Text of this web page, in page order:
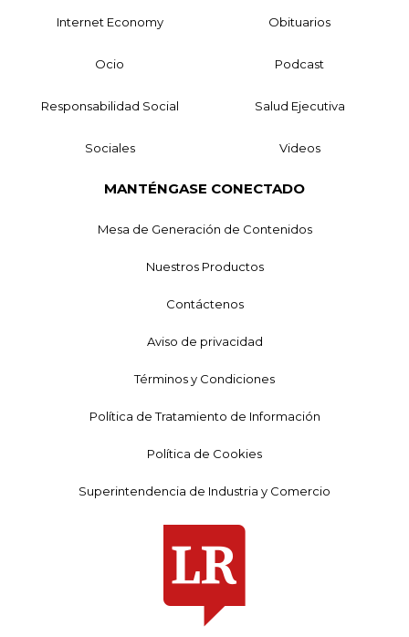
Internet Economy Obituarios
Ocio Podcast
Responsabilidad Social Salud Ejecutiva
Sociales Videos
MANTÉNGASE CONECTADO
Mesa de Generación de Contenidos
Nuestros Productos
Contáctenos
Aviso de privacidad
Términos y Condiciones
Política de Tratamiento de Información
Política de Cookies
Superintendencia de Industria y Comercio